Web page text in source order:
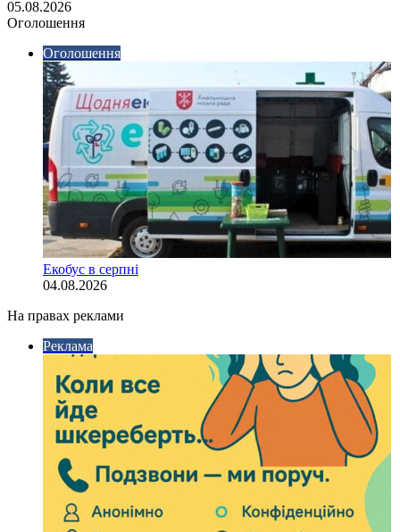
05.08.2026
Оголошення
Оголошення
Екобус в серпні
04.08.2026
На правах реклами
Реклама